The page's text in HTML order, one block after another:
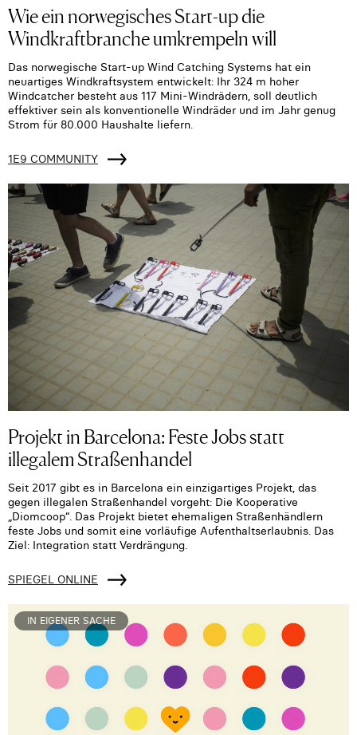
Wie ein norwegisches Start-up die
Windkraftbranche umkrempeln will
Das norwegische Start-up Wind Catching Systems hat ein
neuartiges Windkraftsystem entwickelt: Ihr 324 m hoher
Windcatcher besteht aus 117 Mini-Windrädern, soll deutlich
effektiver sein als konventionelle Windräder und im Jahr genug
Strom für 80.000 Haushalte liefern.
1E9 COMMUNITY
Projekt in Barcelona: Feste Jobs statt
illegalem Straßenhandel
Seit 2017 gibt es in Barcelona ein einzigartiges Projekt, das
gegen illegalen Straßenhandel vorgeht: Die Kooperative
„Diomcoop“. Das Projekt bietet ehemaligen Straßenhändlern
feste Jobs und somit eine vorläufige Aufenthaltserlaubnis. Das
Ziel: Integration statt Verdrängung.
SPIEGEL ONLINE
IN EIGENER SACHE